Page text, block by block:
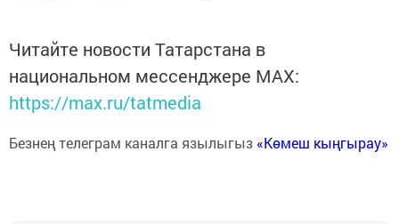
Читайте новости Татарстана в
национальном мессенджере MАХ:
https://max.ru/tatmedia
Безнең телеграм каналга язылыгыз «Көмеш кыңгырау»